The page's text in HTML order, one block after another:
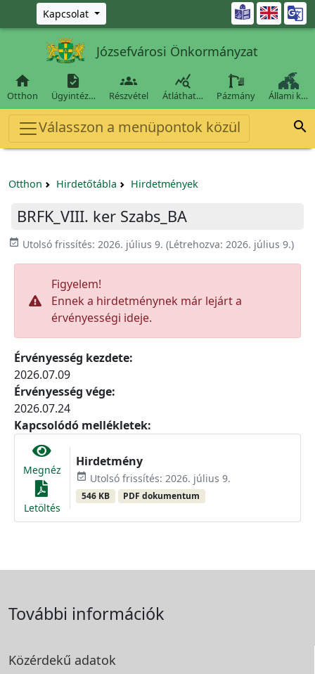
Ugrás a fő tartalomra
Kapcsolat 
Józsefvárosi Önkormányzat

Otthon

Ügyintéz…

Részvétel

Átláthat… Pázmány Állami k…
Válasszon a menüpontok közül 
Otthon Hirdetőtábla Hirdetmények
BRFK_VIII. ker Szabs_BA
event_available Utolsó frissítés: 2026. július 9. (Létrehozva: 2026. július 9.)
Figyelem!
Ennek a hirdetménynek már lejárt a
érvényességi ideje.
Érvényesség kezdete:
2026.07.09
Érvényesség vége:
2026.07.24
Kapcsolódó mellékletek:
Megnéz
Letöltés
Hirdetmény
event_available Utolsó frissítés: 2026. július 9.
546 KB PDF dokumentum
További információk
Közérdekű adatok